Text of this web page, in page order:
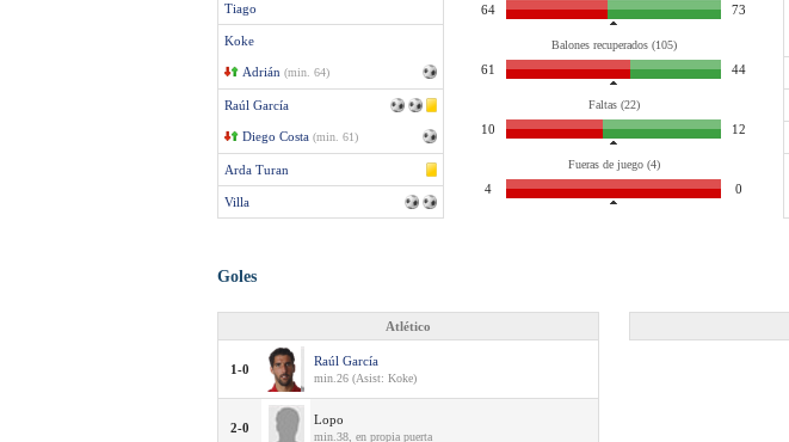
Tiago
Koke
Adrián (min. 64)
Raúl García
Diego Costa (min. 61)
Arda Turan
Villa
64 73
Balones recuperados (105)
61 44
Faltas (22)
10 12
Fueras de juego (4)
4 0
Goles
Atlético
1-0
Raúl García
min.26 (Asist: Koke)
2-0
Lopo
min.38, en propia puerta